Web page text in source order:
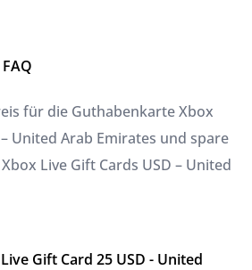
FAQ
für die Guthabenkarte Xbox
United Arab Emirates und spare
Live Gift Cards USD – United
Gift Card 25 USD - United